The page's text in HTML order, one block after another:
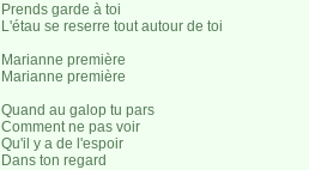
Prends garde à toi
L'étau se reserre tout autour de toi
Marianne première
Marianne première
Quand au galop tu pars
Comment ne pas voir
Qu'il y a de l'espoir
Dans ton regard